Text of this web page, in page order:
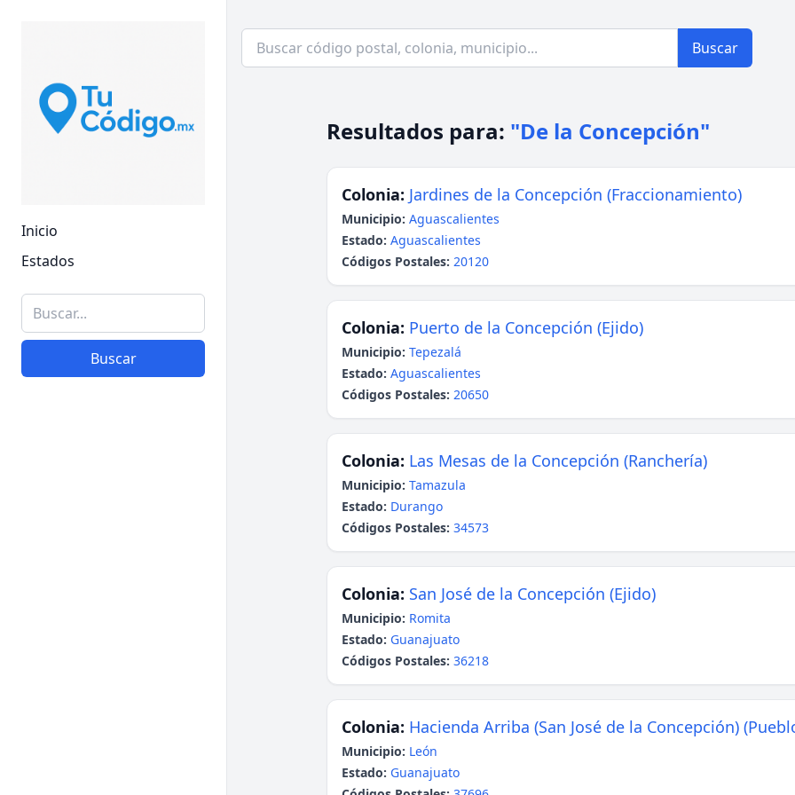
Inicio
Estados
Buscar
Buscar
Resultados para: "De la Concepción"
Colonia: Jardines de la Concepción (Fraccionamiento)
Municipio: Aguascalientes
Estado: Aguascalientes
Códigos Postales: 20120
Colonia: Puerto de la Concepción (Ejido)
Municipio: Tepezalá
Estado: Aguascalientes
Códigos Postales: 20650
Colonia: Las Mesas de la Concepción (Ranchería)
Municipio: Tamazula
Estado: Durango
Códigos Postales: 34573
Colonia: San José de la Concepción (Ejido)
Municipio: Romita
Estado: Guanajuato
Códigos Postales: 36218
Colonia: Hacienda Arriba (San José de la Concepción)
Municipio: León
Estado: Guanajuato